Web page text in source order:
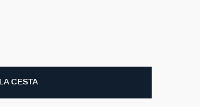
CESTA